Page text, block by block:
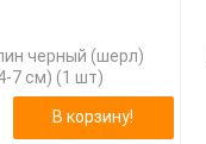
черный (шерл)
7 см) (1 шт)
В корзину!